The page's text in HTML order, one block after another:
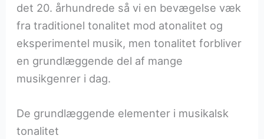
det 20. århundrede så vi en bevægelse væk
fra traditionel tonalitet mod atonalitet og
eksperimentel musik, men tonalitet forbliver
en grundlæggende del af mange
musikgenrer i dag.
De grundlæggende elementer i musikalsk
tonalitet